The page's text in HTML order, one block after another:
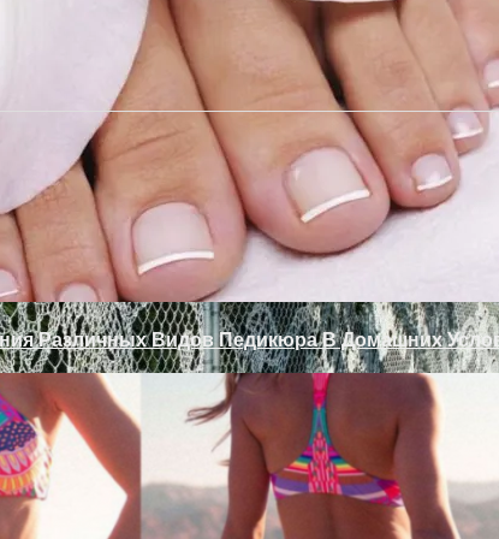
Аркой
Дверей Своими Руками
Или Как Сохранить Газон Зимой
Различных Видов Педикюра В Домашних
В Мышцах? Осторожно!